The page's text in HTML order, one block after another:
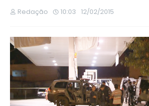
Redação 10:03 12/02/2015